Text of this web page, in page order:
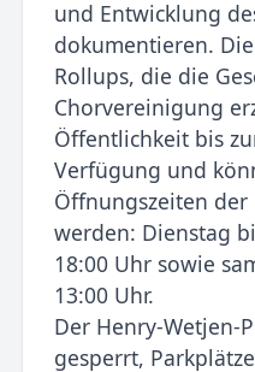
und Entwicklung
dokumentieren.
Rollups, die die
Chorvereinigung
Öffentlichkeit bis
Verfügung und
Öffnungszeiten
werden: Dienstag
18:00 Uhr sowie
13:00 Uhr.
Der Henry-Wetjen-
gesperrt,